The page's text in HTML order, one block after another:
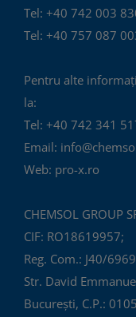
Tel: +40 742 003
Tel: +40 757 087
Pentru alte
la:
Tel: +40 742 341
Email:
Web: pro-x.ro
CHEMSOL GROUP
CIF: RO18619957;
Reg. Com.: J40/
Str. David
București, C.P.: